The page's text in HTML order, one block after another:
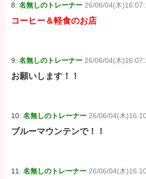
8:名無しのトレーナー 26/06/04(木
コーヒー＆軽食のお店
9:名無しのトレーナー 26/06/04(木
お願いします！！
10:名無しのトレーナー 26/06/04(木
ブルーマウンテンで！！
11:名無しのトレーナー 26/06/04(木